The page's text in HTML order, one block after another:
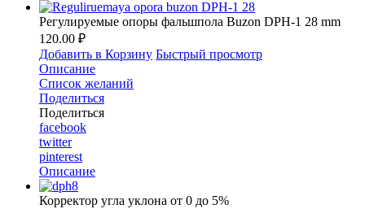
Регулируемые опоры фальшпола Buzon DPH-1 28 mm
120.00 ₽
Добавить в Корзину Быстрый просмотр
Описание
Список желаний
Поделиться
Поделиться
facebook
twitter
pinterest
Описание
Корректор угла уклона от 0 до 5%